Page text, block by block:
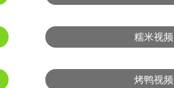
糯米视频
烤鸭视频